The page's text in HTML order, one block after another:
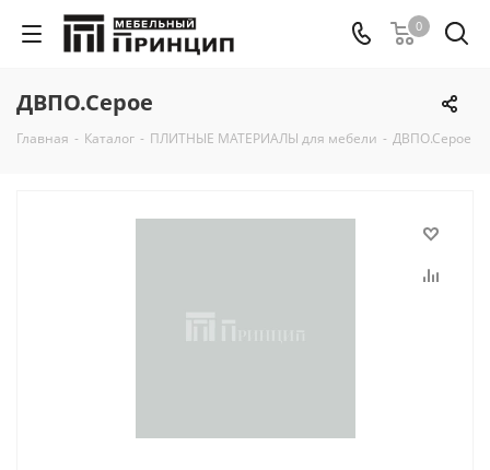
0
ДВПО.Серое
Главная - Каталог - ПЛИТНЫЕ МАТЕРИАЛЫ для мебели - ДВПО.Серое